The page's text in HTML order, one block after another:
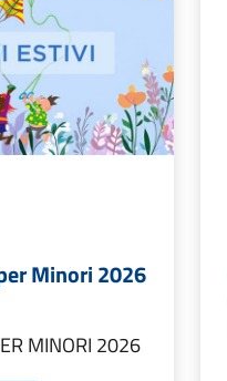
Minori 2026
MINORI 2026